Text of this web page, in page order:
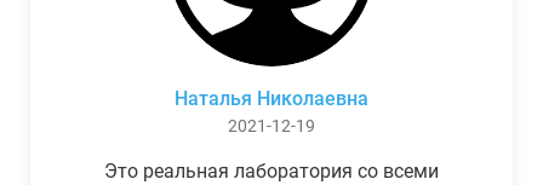
Наталья Николаевна
2021-12-19
Это реальная лаборатория со всеми